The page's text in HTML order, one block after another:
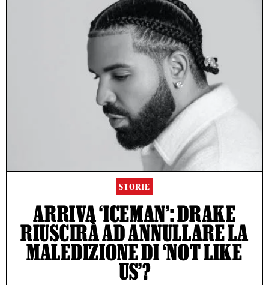
STORIE
ARRIVA ‘ICEMAN’: DRAKE
RIUSCIRÀ AD ANNULLARE LA
MALEDIZIONE DI ‘NOT LIKE
US’?